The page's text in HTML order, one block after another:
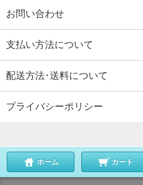
お問い合わせ
支払い方法について
配送方法･送料について
プライバシーポリシー
ホーム カート